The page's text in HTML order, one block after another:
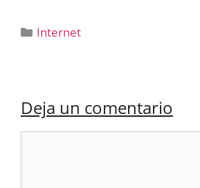
Categorías
Internet
Deja un comentario